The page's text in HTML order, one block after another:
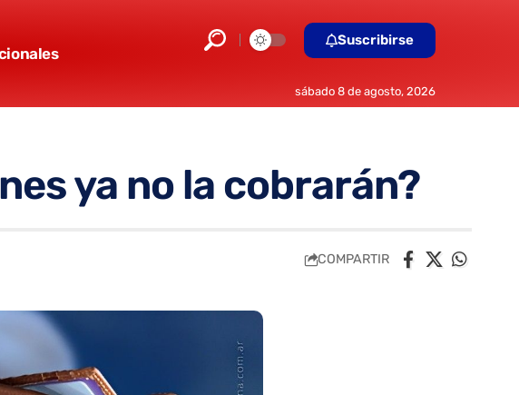
Suscribirse
sábado 8 de agosto, 2026
ya no la cobrarán?
COMPARTIR